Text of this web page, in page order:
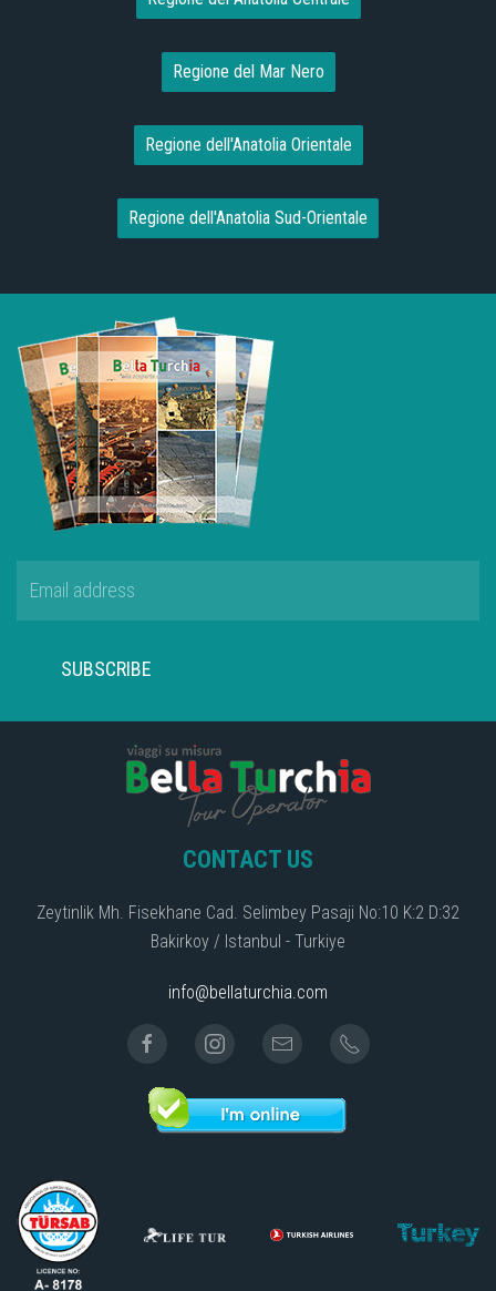
Regione del Mar Nero
Regione dell'Anatolia Orientale
Regione dell'Anatolia Sud-Orientale
SUBSCRIBE
CONTACT US
Zeytinlik Mh. Fisekhane Cad. Selimbey Pasaji No:10 K:2 D:32
Bakirkoy / Istanbul - Turkiye
info@bellaturchia.com